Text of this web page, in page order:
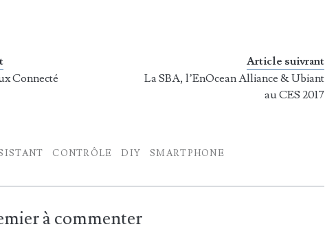
Connecté
Article suivrant
La SBA, l’EnOcean Alliance & Ubiant
au CES 2017
CONTRÔLE DIY SMARTPHONE
à commenter